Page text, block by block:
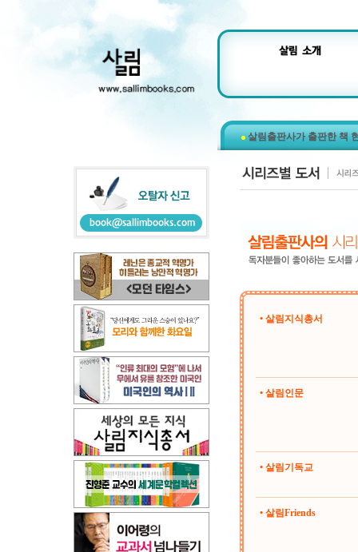
살림출판사가 출판한 책
• 살림지식총서
• 살림인문
• 살림기독교
• 살림Friends